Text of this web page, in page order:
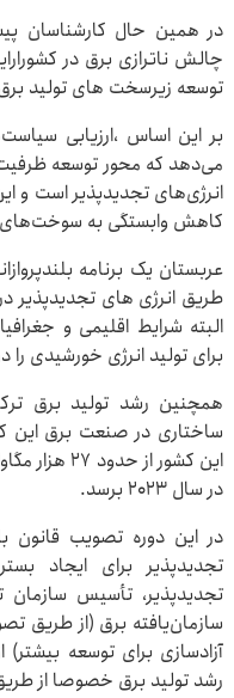
در همین حال کارشناسان
چالش ناترازی برق در
توسعه زیرسخت های تولید
بر این اساس ،ارزیابی
می‌دهد که محور توسعه
انرژی‌های تجدیدپذیر است و
کاهش وابستگی به سوخت‌های
البته شرایط اقلیمی و
برای تولید انرژی خورشیدی را
ساختاری در صنعت برق این
در سال ۲۰۲۳ برسد.
در این دوره تصویب قانون
تجدیدپذیر برای ایجاد
تجدیدپذیر، تأسیس سازمان
سازمان‌یافته برق (از طریق
آزادسازی برای توسعه
رشد تولید برق خصوصا از